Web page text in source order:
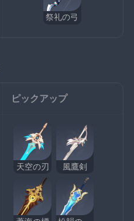
祭礼の弓
ピックアップ
天空の刃 風鷹剣